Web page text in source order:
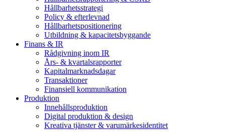
Hållbarhets­strategi
Policy & efterlevnad
Hållbarhets­positionering
Utbildning & kapacitetsbyggande
Finans & IR
Rådgivning inom IR
Års- & kvartalsrapporter
Kapitalmarknadsdagar
Transaktioner
Finansiell kommunikation
Produktion
Innehållsproduktion
Digital produktion & design
Kreativa tjänster & varumärkesidentitet